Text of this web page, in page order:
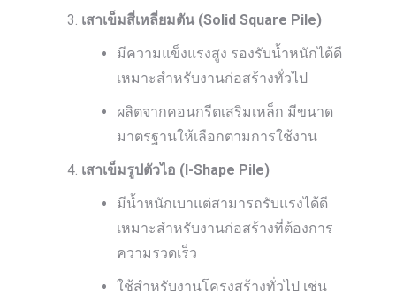
เสาเข็มสี่เหลี่ยมตัน (Solid Square Pile)
มีความแข็งแรงสูง รองรับน้ำหนักได้ดี
เหมาะสำหรับงานก่อสร้างทั่วไป
ผลิตจากคอนกรีตเสริมเหล็ก มีขนาด
มาตรฐานให้เลือกตามการใช้งาน
เสาเข็มรูปตัวไอ (I-Shape Pile)
มีน้ำหนักเบาแต่สามารถรับแรงได้ดี
เหมาะสำหรับงานก่อสร้างที่ต้องการ
ความรวดเร็ว
ใช้สำหรับงานโครงสร้างทั่วไป เช่น